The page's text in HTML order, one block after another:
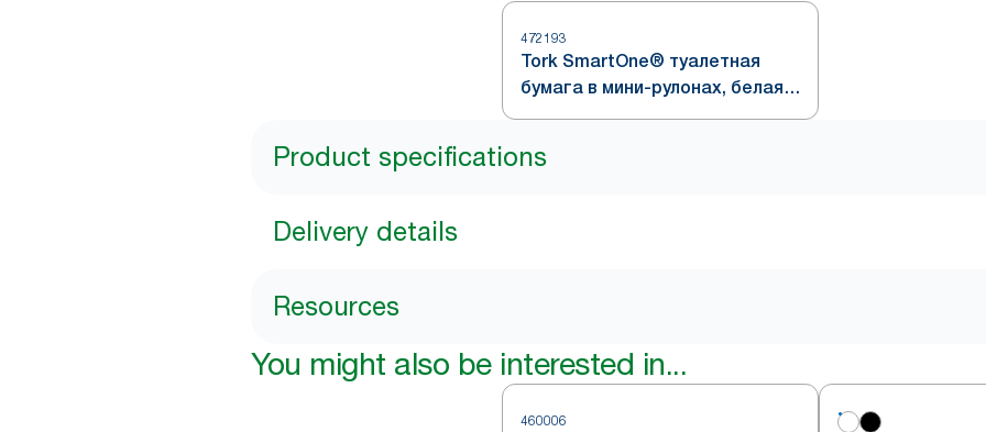
472193
Tork SmartOne® туалетная
бумага в мини-рулонах, белая,
система T9
Product specifications
Delivery details
Resources
You might also be interested in...
460006